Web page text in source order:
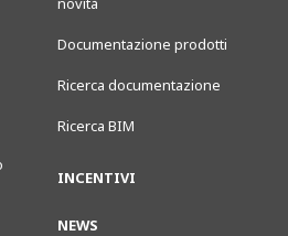
Documentazione prodotti
Ricerca documentazione
Ricerca BIM
INCENTIVI
NEWS